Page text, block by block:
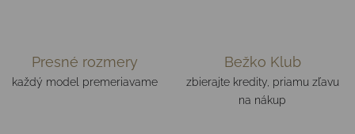
Presné rozmery
každý model premeriavame
Bežko Klub
zbierajte kredity, priamu zľavu
na nákup